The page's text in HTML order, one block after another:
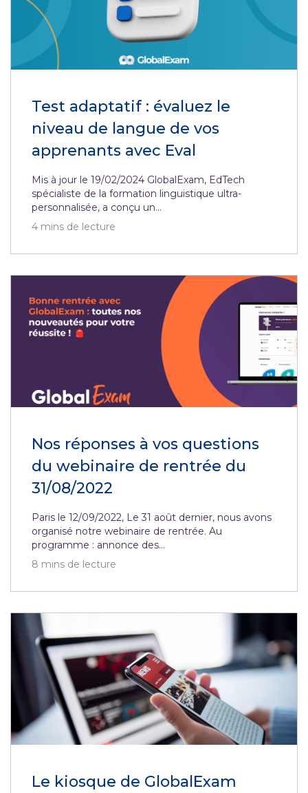
Test adaptatif : évaluez le
niveau de langue de vos
apprenants avec Eval
Mis à jour le 19/02/2024 GlobalExam, EdTech
spécialiste de la formation linguistique ultra-
personnalisée, a conçu un...
4 mins de lecture
Nos réponses à vos questions
du webinaire de rentrée du
31/08/2022
Paris le 12/09/2022, Le 31 août dernier, nous avons
organisé notre webinaire de rentrée. Au
programme : annonce des...
8 mins de lecture
Le kiosque de GlobalExam